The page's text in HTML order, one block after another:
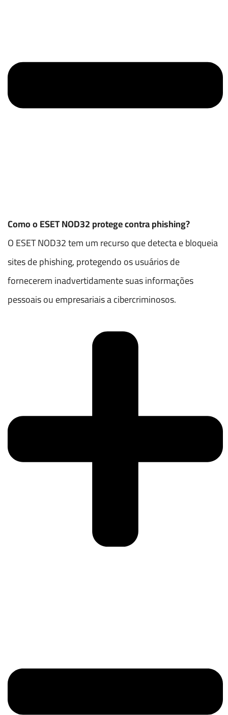
Como o ESET NOD32 protege contra phishing?
O ESET NOD32 tem um recurso que detecta e bloqueia
sites de phishing, protegendo os usuários de
fornecerem inadvertidamente suas informações
pessoais ou empresariais a cibercriminosos.